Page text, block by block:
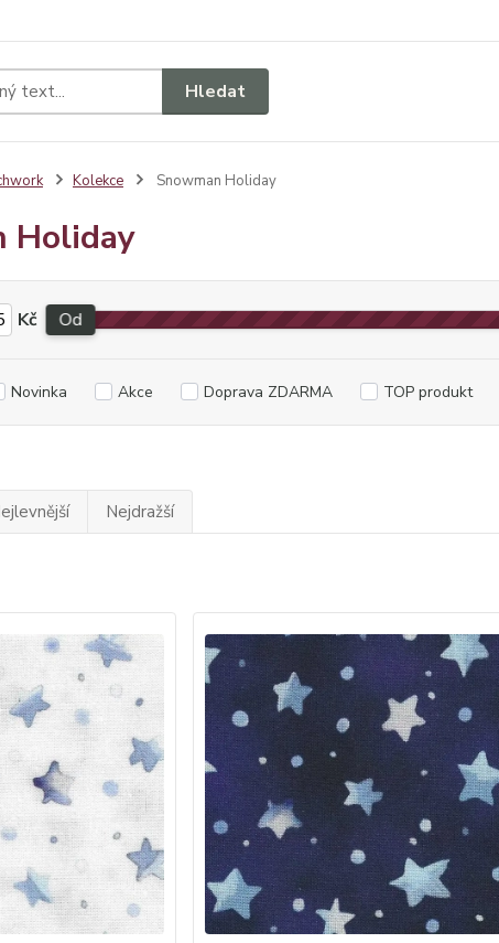
Hledat
Kolekce Snowman Holiday
Holiday
Kč Od
Novinka Akce Doprava ZDARMA TOP produkt
Nejdražší